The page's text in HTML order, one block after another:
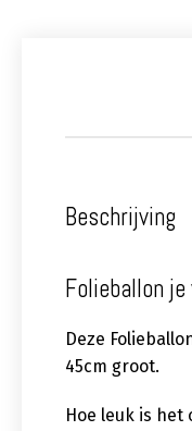
Beschrijving
Folieballon
Deze
45cm groot.
Hoe leuk is het